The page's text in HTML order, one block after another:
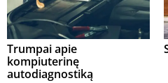
Trumpai apie
kompiuterinę
autodiagnostiką